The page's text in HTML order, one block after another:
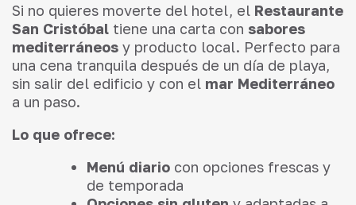
Si no quieres moverte del hotel, el Restaurante
San Cristóbal tiene una carta con sabores
mediterráneos y producto local. Perfecto para
una cena tranquila después de un día de playa,
sin salir del edificio y con el mar Mediterráneo
a un paso.
Lo que ofrece:
Menú diario con opciones frescas y
de temporada